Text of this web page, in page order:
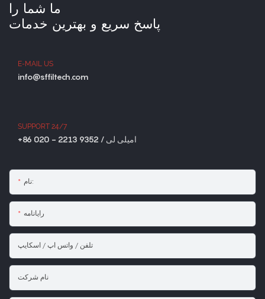
ما شما را
پاسخ سریع و بهترین خدمات
E-MAIL US
info@sffiltech.com
SUPPORT 24/7
+86 020 - 2213 9352 / امیلی لی
نام:
رایانامه
تلفن / واتس اپ / اسکایپ
نام شرکت